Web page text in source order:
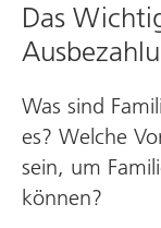
Das
Was sind
es? Welche
sein, um
können?